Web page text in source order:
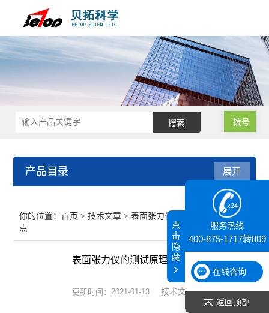
拨号
产品目录
表面张力仪
展开
你的位置：首页 >技术文章 > 表面张力仪的测试原理及特
点
表面张力仪的测试原理及特点
更新时间：2021-01-13 技术文章
服务热线
400-875-1717转809
在线咨询
返回顶部
点
击
隐
藏